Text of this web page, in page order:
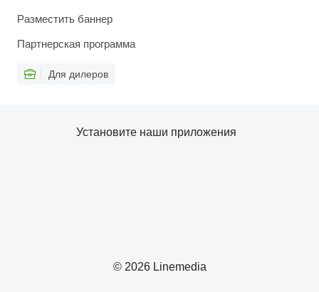
Разместить баннер
Партнерская программа
Для дилеров
© 2026 Linemedia
Установите наши приложения